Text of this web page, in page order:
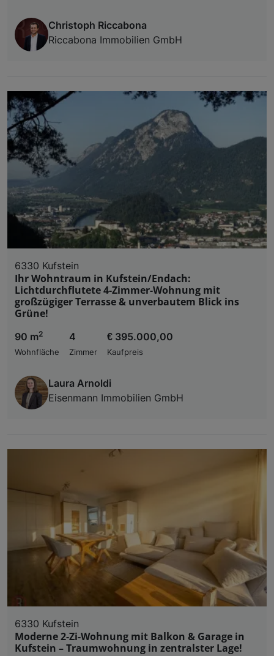
Christoph Riccabona
Riccabona Immobilien GmbH
6330 Kufstein
Ihr Wohntraum in Kufstein/Endach:
Lichtdurchflutete 4-Zimmer-Wohnung mit
großzügiger Terrasse & unverbautem Blick ins
Grüne!
90 m2
Wohnfläche
4
Zimmer
€ 395.000,00
Kaufpreis
Laura Arnoldi
Eisenmann Immobilien GmbH
6330 Kufstein
Moderne 2-Zi-Wohnung mit Balkon & Garage in
Kufstein – Traumwohnung in zentralster Lage!